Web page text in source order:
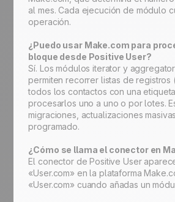
al mes. Cada ejecución de módulo
operación.
¿Puedo usar Make.com para
bloque desde Positive User?
Sí. Los módulos iterator y
permiten recorrer listas de registros
todos los contactos con una
procesarlos uno a uno o por lotes.
migraciones, actualizaciones
programado.
¿Cómo se llama el conector en
El conector de Positive User
«User.com» en la plataforma
«User.com» cuando añadas un